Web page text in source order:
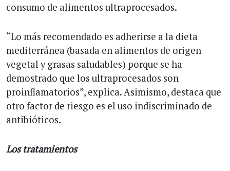
consumo de alimentos ultraprocesados.
“Lo más recomendado es adherirse a la dieta
mediterránea (basada en alimentos de origen
vegetal y grasas saludables) porque se ha
demostrado que los ultraprocesados son
proinflamatorios”, explica. Asimismo, destaca que
otro factor de riesgo es el uso indiscriminado de
antibióticos.
Los tratamientos